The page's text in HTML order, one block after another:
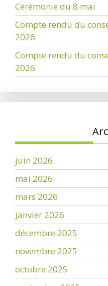
Cérémonie du 8 mai
Compte rendu du
2026
Compte rendu du
2026
juin 2026
mai 2026
mars 2026
janvier 2026
décembre 2025
novembre 2025
octobre 2025